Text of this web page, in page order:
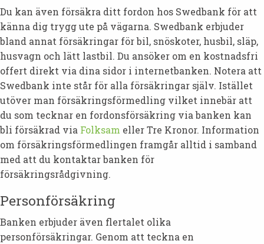
Du kan även försäkra ditt fordon hos Swedbank för att
känna dig trygg ute på vägarna. Swedbank erbjuder
bland annat försäkringar för bil, snöskoter, husbil, släp,
husvagn och lätt lastbil. Du ansöker om en kostnadsfri
offert direkt via dina sidor i internetbanken. Notera att
Swedbank inte står för alla försäkringar själv. Istället
utöver man försäkringsförmedling vilket innebär att
du som tecknar en fordonsförsäkring via banken kan
bli försäkrad via Folksam eller Tre Kronor. Information
om försäkringsförmedlingen framgår alltid i samband
med att du kontaktar banken för
försäkringsrådgivning.
Personförsäkring
Banken erbjuder även flertalet olika
personförsäkringar. Genom att teckna en